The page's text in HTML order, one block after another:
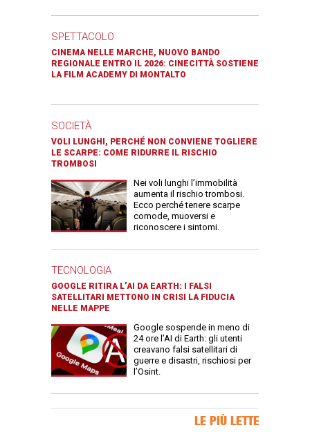
SPETTACOLO
CINEMA NELLE MARCHE, NUOVO BANDO
REGIONALE ENTRO IL 2026: CINECITTÀ SOSTIENE
LA FILM ACADEMY DI MONTALTO
SOCIETÀ
VOLI LUNGHI, PERCHÉ NON CONVIENE TOGLIERE
LE SCARPE: COME RIDURRE IL RISCHIO
TROMBOSI
Nei voli lunghi l’immobilità
aumenta il rischio trombosi.
Ecco perché tenere scarpe
comode, muoversi e
riconoscere i sintomi.
TECNOLOGIA
GOOGLE RITIRA L’AI DA EARTH: I FALSI
SATELLITARI METTONO IN CRISI LA FIDUCIA
NELLE MAPPE
Google sospende in meno di
24 ore l’AI di Earth: gli utenti
creavano falsi satellitari di
guerre e disastri, rischiosi per
l’Osint.
LE PIÙ LETTE